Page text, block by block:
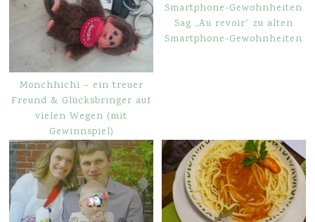
Monchhichi – ein treuer
Freund & Glücksbringer auf
vielen Wegen (mit
Gewinnspiel)
Sag „Au revoir“ zu alten
Smartphone-Gewohnheiten